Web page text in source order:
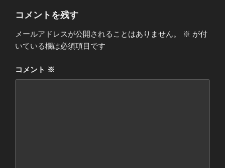
コメントを残す
メールアドレスが公開されることはありません。 ※ が付
いている欄は必須項目です
コメント ※